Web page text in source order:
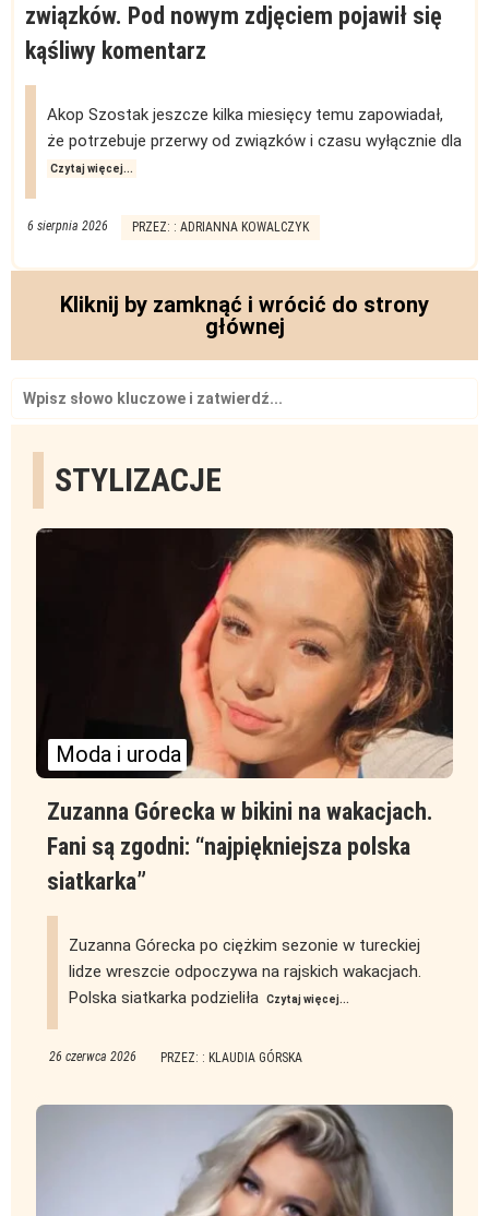
związków. Pod nowym zdjęciem pojawił się
kąśliwy komentarz
Akop Szostak jeszcze kilka miesięcy temu zapowiadał,
że potrzebuje przerwy od związków i czasu wyłącznie dla
Czytaj więcej...
6 sierpnia 2026 PRZEZ: : ADRIANNA KOWALCZYK
Kliknij by zamknąć i wrócić do strony
głównej
for:
STYLIZACJE
Moda i uroda
Zuzanna Górecka w bikini na wakacjach.
Fani są zgodni: “najpiękniejsza polska
siatkarka”
Zuzanna Górecka po ciężkim sezonie w tureckiej
lidze wreszcie odpoczywa na rajskich wakacjach.
Polska siatkarka podzieliła
Czytaj więcej...
26 czerwca 2026 PRZEZ: : KLAUDIA GÓRSKA